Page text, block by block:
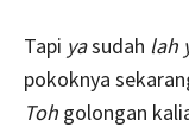
Tapi yasudah lah
pokoknya
Toh golongan